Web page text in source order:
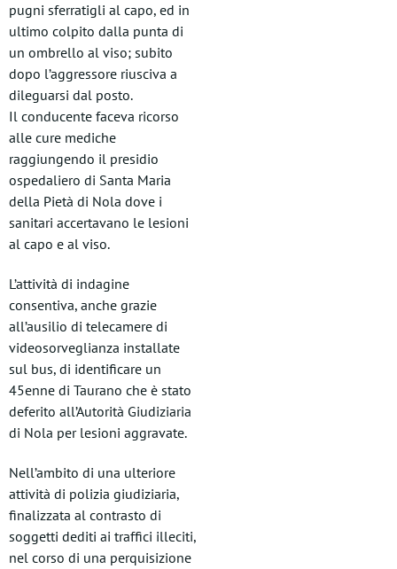
pugni sferratigli al capo, ed in
ultimo colpito dalla punta di
un ombrello al viso; subito
dopo l’aggressore riusciva a
dileguarsi dal posto.
Il conducente faceva ricorso
alle cure mediche
raggiungendo il presidio
ospedaliero di Santa Maria
della Pietà di Nola dove i
sanitari accertavano le lesioni
al capo e al viso.
L’attività di indagine
consentiva, anche grazie
all’ausilio di telecamere di
videosorveglianza installate
sul bus, di identificare un
45enne di Taurano che è stato
deferito all’Autorità Giudiziaria
di Nola per lesioni aggravate.
Nell’ambito di una ulteriore
attività di polizia giudiziaria,
finalizzata al contrasto di
soggetti dediti ai traffici illeciti,
nel corso di una perquisizione